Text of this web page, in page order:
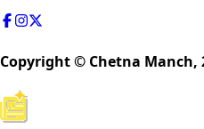
Copyright © Chetna Manch,